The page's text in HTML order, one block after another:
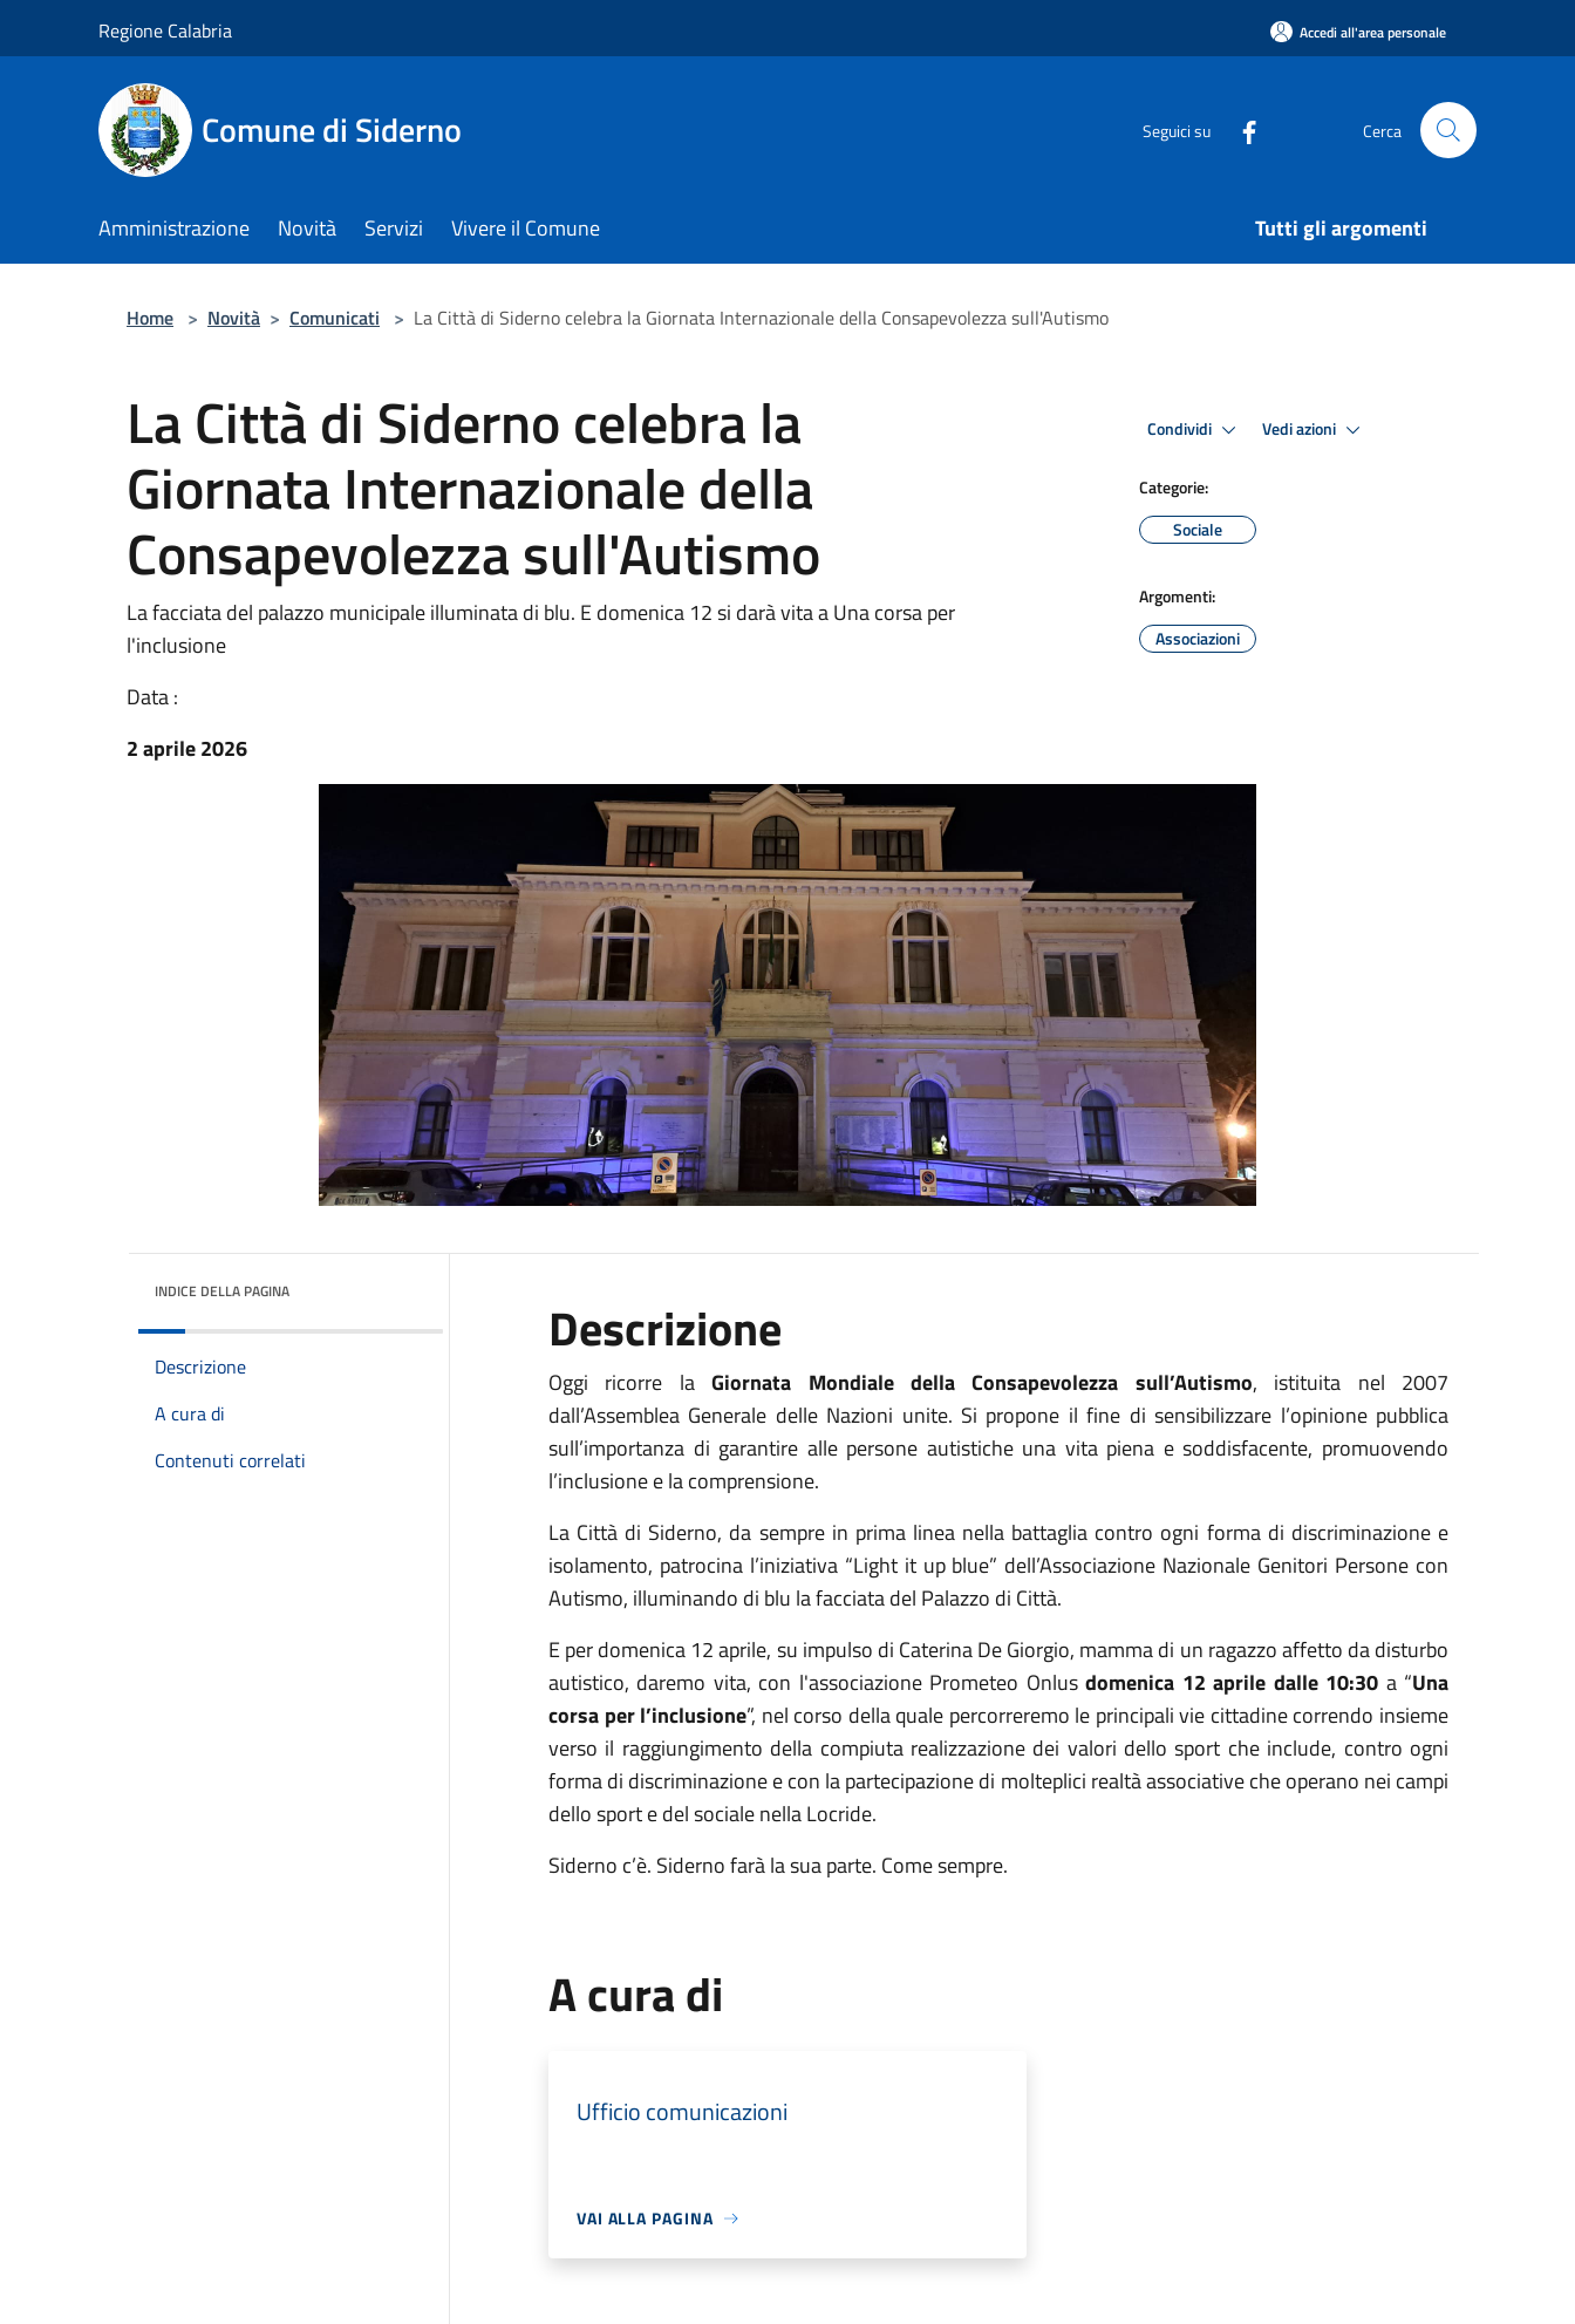
Regione Calabria Accedi all'area personale
Comune di Siderno Seguici su Cerca
Amministrazione Novità Servizi Vivere il Comune Tutti gli argomenti
Home > Novità > Comunicati > La Città di Siderno celebra la Giornata Internazionale della Consapevolezza sull'Autismo
La Città di Siderno celebra la
Giornata Internazionale della
Consapevolezza sull'Autismo
La facciata del palazzo municipale illuminata di blu. E domenica 12 si darà vita a Una corsa per
l'inclusione
Data :
2 aprile 2026
Condividi Vedi azioni
Categorie:
Sociale
Argomenti:
Associazioni
INDICE DELLA PAGINA
Descrizione
A cura di
Contenuti correlati
Descrizione
Oggi ricorre laGiornata Mondiale della Consapevolezza sull’Autismo, istituita nel 2007
dall’Assemblea Generale delle Nazioni unite. Si propone il fine di sensibilizzare l’opinione pubblica
sull’importanza di garantire alle persone autistiche una vita piena e soddisfacente, promuovendo
l’inclusione e la comprensione.
La Città di Siderno, da sempre in prima linea nella battaglia contro ogni forma di discriminazione e
isolamento, patrocina l’iniziativa “Light it up blue” dell’Associazione Nazionale Genitori Persone con
Autismo, illuminando di blu la facciata del Palazzo di Città.
E per domenica 12 aprile, su impulso di Caterina De Giorgio, mamma di un ragazzo affetto da disturbo
autistico, daremo vita, con l'associazione Prometeo Onlusdomenica 12 aprile dalle 10:30 a “Una
corsa per l’inclusione”, nel corso della quale percorreremo le principali vie cittadine correndo insieme
verso il raggiungimento della compiuta realizzazione dei valori dello sport che include, contro ogni
forma di discriminazione e con la partecipazione di molteplici realtà associative che operano nei campi
dello sport e del sociale nella Locride.
Siderno c’è. Siderno farà la sua parte. Come sempre.
A cura di
Ufficio comunicazioni
VAI ALLA PAGINA